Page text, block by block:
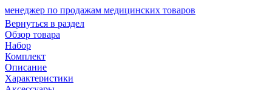
по продажам медицинских товаров
Вернуться в раздел
Обзор товара
Набор
Комплект
Описание
Характеристики